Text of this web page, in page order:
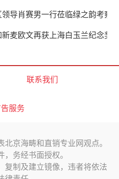
导肖赛男一行莅临绿之韵考察
麦欧文再获上海白玉兰纪念奖
联系我们
服务
京海畴和直销专业网观点。
务经书面授权。
复制及建立镜像，违者将依法